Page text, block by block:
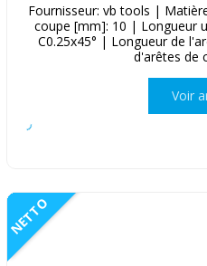
Fournisseur: vb tools |
coupe [mm]: 10 | Longueur
C0.25x45° | Longueur de
d'arêtes de
Voir
NETTO